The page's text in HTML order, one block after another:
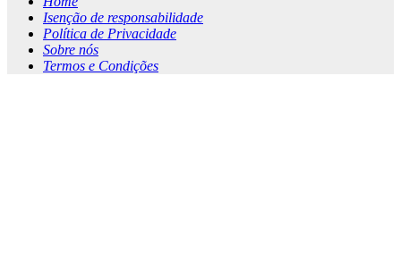
Isenção de responsabilidade
Política de Privacidade
Sobre nós
Termos e Condições